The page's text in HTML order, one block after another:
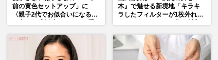
前の黄色セットアップ」に
〈親子2代でお似合いになる〉
木』で魅せる新境地「キラキ
ラしたフィルターが1枚外れて